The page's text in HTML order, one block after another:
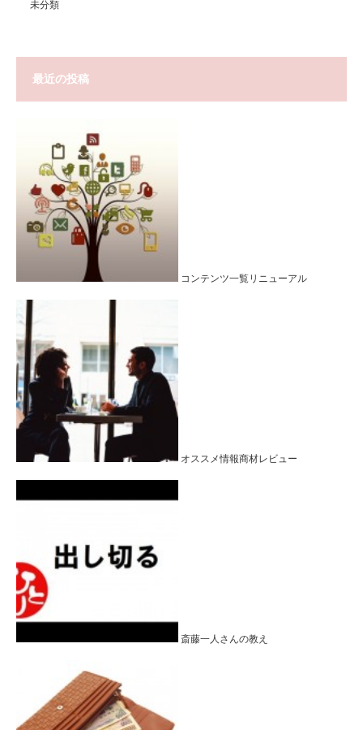
未分類
最近の投稿
コンテンツ一覧リニューアル
オススメ情報商材レビュー
斎藤一人さんの教え